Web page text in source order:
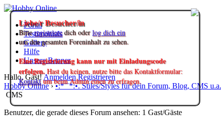
Portal
Testimonials
Gallery
Hilfe
Unsere Banner
Liebe/r Besucher/in
Bitteregistrieredich oderlog dich ein
um den gesamten Foreninhalt zu sehen.
Eine Registrierung kann nur mit Einladungscode
erfolgen. Hast du keinen, nutze bitte das Kontaktformular:
Kontaktum beim Admin einen zu erfragen.
Hallo, Gast!Anmelden Registrieren
Hobby Online›•:*¨¨*:•. Stiles/Styles für dein Forum, Blog, CMS
CMS
Benutzer, die gerade dieses Forum ansehen: 1 Gast/Gäste